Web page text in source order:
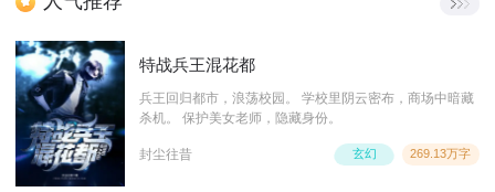
特战兵王混花都
兵王回归都市，浪荡校园。 学校里阴云密布，商场中暗藏
杀机。 保护美女老师，隐藏身份。
封尘往昔 269.13万字
玄幻